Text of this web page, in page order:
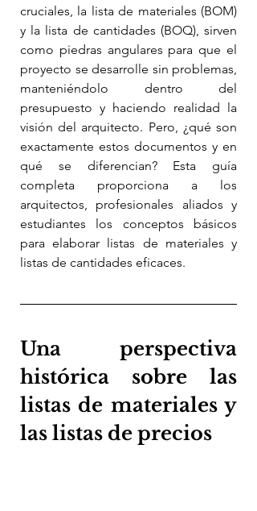
cruciales, la lista de materiales (BOM)
y la lista de cantidades (BOQ), sirven
como piedras angulares para que el
proyecto se desarrolle sin problemas,
manteniéndolo dentro del
presupuesto y haciendo realidad la
visión del arquitecto. Pero, ¿qué son
exactamente estos documentos y en
qué se diferencian? Esta guía
completa proporciona a los
arquitectos, profesionales aliados y
estudiantes los conceptos básicos
para elaborar listas de materiales y
listas de cantidades eficaces.
Una perspectiva
histórica sobre las
listas de materiales y
las listas de precios